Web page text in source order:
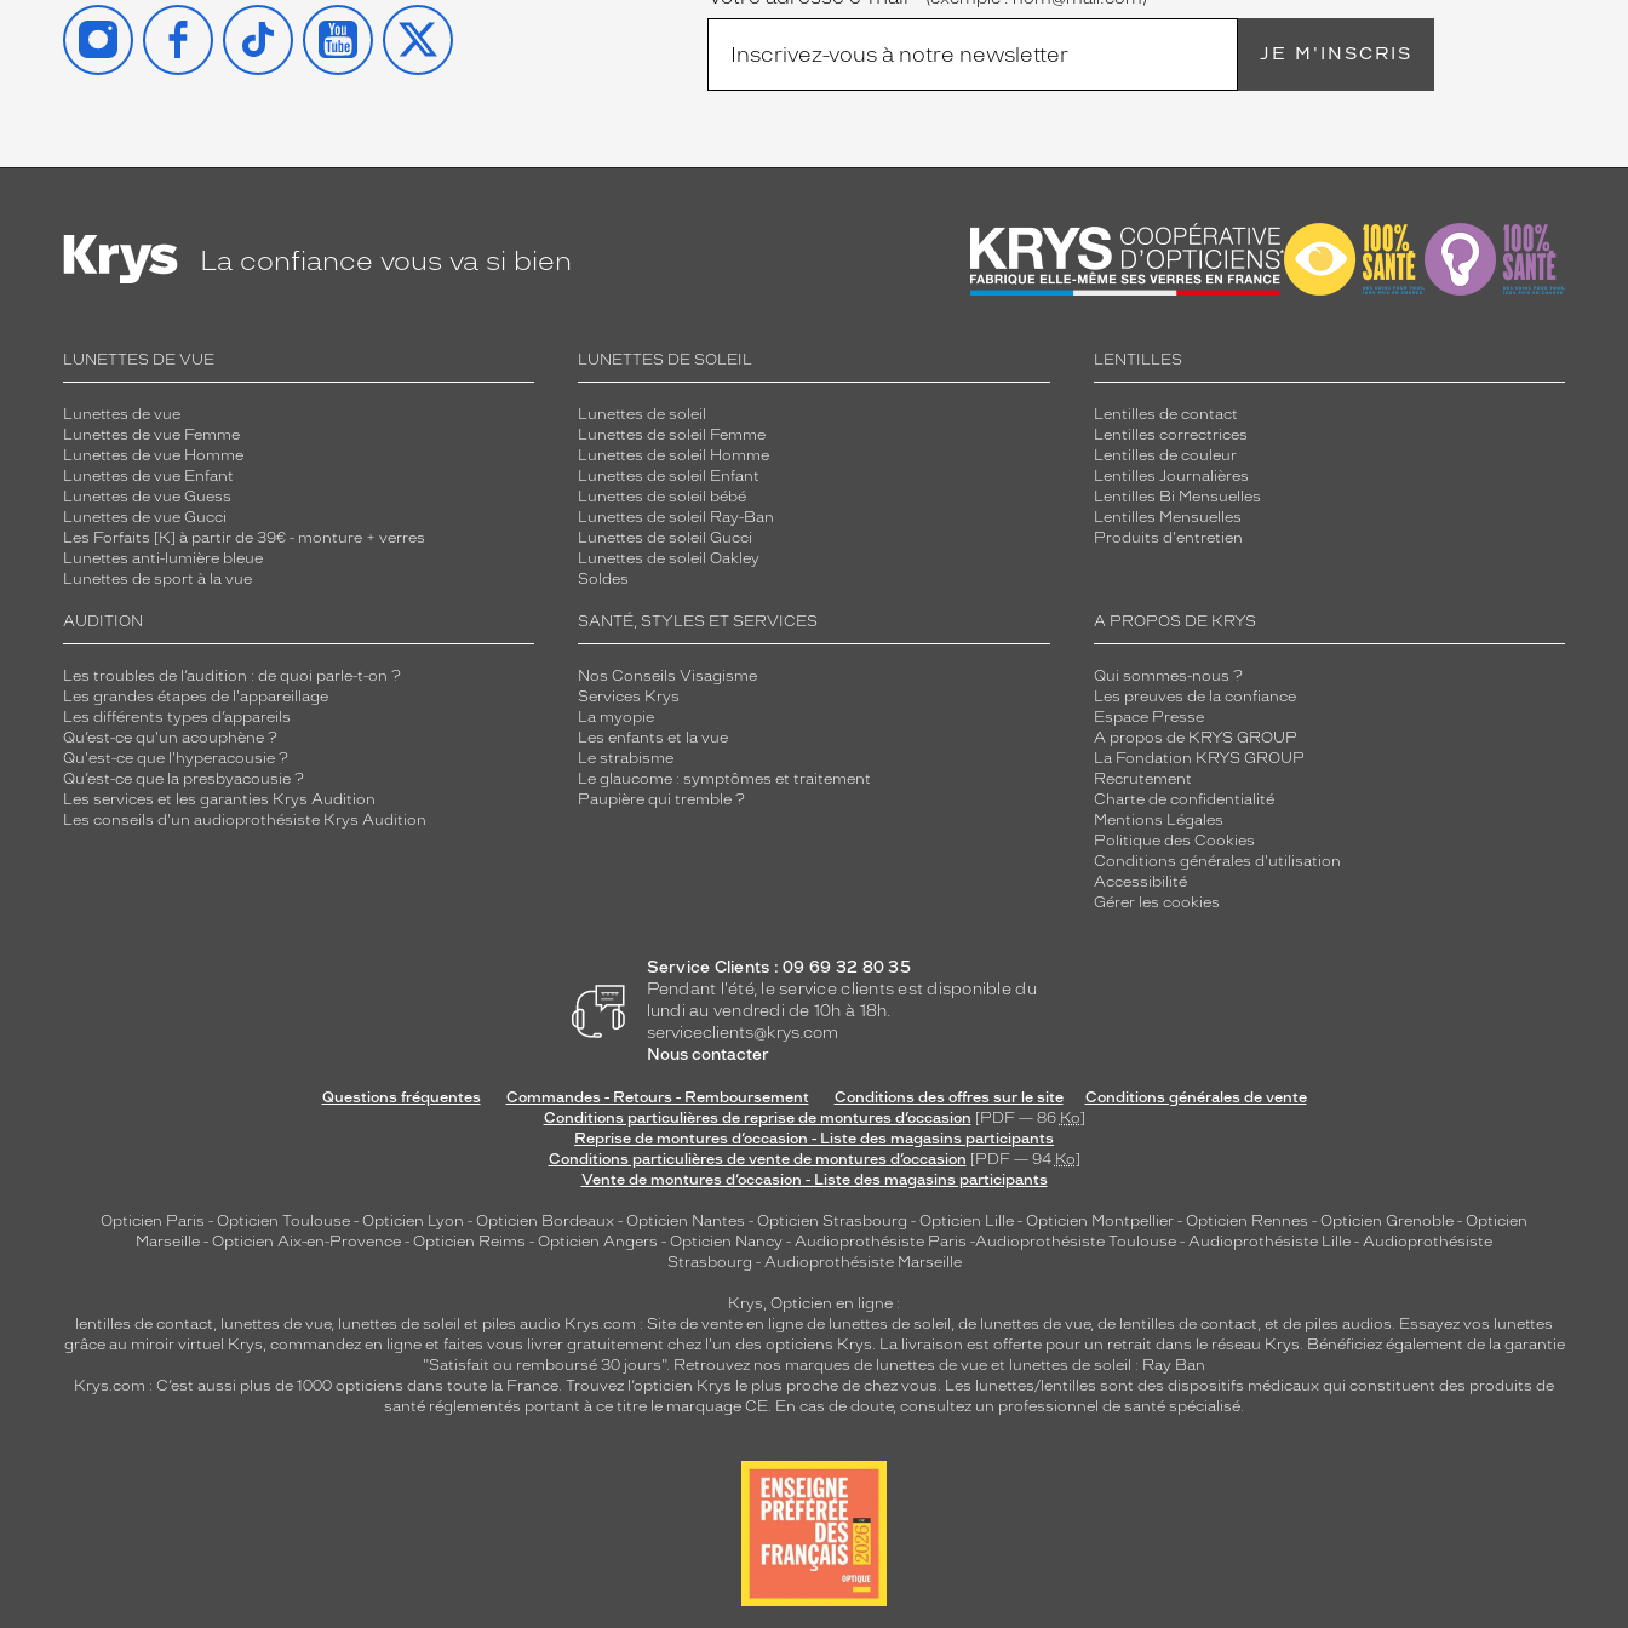
INSTAGRAMFACEBOOK
TIKTOK YOUTUBE
X
JE M'INSCRIS
La confiance vous va si bien
LUNETTES DE VUE
Lunettes de vue
Lunettes de vue Femme
Lunettes de vue Homme
Lunettes de vue Enfant
Lunettes de vue Guess
Lunettes de vue Gucci
Les Forfaits [K] à partir de 39€ - monture + verres
Lunettes anti-lumière bleue
Lunettes de sport à la vue
LUNETTES DE SOLEIL
Lunettes de soleil
Lunettes de soleil Femme
Lunettes de soleil Homme
Lunettes de soleil Enfant
Lunettes de soleil bébé
Lunettes de soleil Ray-Ban
Lunettes de soleil Gucci
Lunettes de soleil Oakley
Soldes
LENTILLES
Lentilles de contact
Lentilles correctrices
Lentilles de couleur
Lentilles Journalières
Lentilles Bi Mensuelles
Lentilles Mensuelles
Produits d'entretien
AUDITION
Les troubles de l’audition : de quoi parle-t-on ?
Les grandes étapes de l'appareillage
Les différents types d’appareils
Qu’est-ce qu'un acouphène ?
Qu'est-ce que l'hyperacousie ?
Qu’est-ce que la presbyacousie ?
Les services et les garanties Krys Audition
Les conseils d'un audioprothésiste Krys Audition
SANTÉ, STYLES ET SERVICES
Nos Conseils Visagisme
Services Krys
La myopie
Les enfants et la vue
Le strabisme
Le glaucome : symptômes et traitement
Paupière qui tremble ?
A PROPOS DE KRYS
Qui sommes-nous ?
Les preuves de la confiance
Espace Presse
A propos de KRYS GROUP
La Fondation KRYS GROUP
Recrutement
Charte de confidentialité
Mentions Légales
Politique des Cookies
Conditions générales d'utilisation
Accessibilité
Gérer les cookies
Service Clients : 09 69 32 80 35
Pendant l'été, le service clients est disponible du
lundi au vendredi de 10h à 18h.
serviceclients@krys.com
Nous contacter
Questions fréquentes Commandes - Retours - Remboursement Conditions des offres sur le site
Conditions générales de vente
Conditions particulières de reprise de montures d’occasion [PDF — 86 Ko]
Reprise de montures d’occasion - Liste des magasins participants
Conditions particulières de vente de montures d’occasion [PDF — 94 Ko]
Vente de montures d’occasion - Liste des magasins participants
Opticien Paris - Opticien Toulouse - Opticien Lyon - Opticien Bordeaux - Opticien Nantes - Opticien Strasbourg - Opticien Lille - Opticien Montpellier - Opticien Rennes - Opticien Grenoble - Opticien
Marseille - Opticien Aix-en-Provence - Opticien Reims - Opticien Angers - Opticien Nancy - Audioprothésiste Paris -Audioprothésiste Toulouse - Audioprothésiste Lille - Audioprothésiste
Strasbourg - Audioprothésiste Marseille
Krys, Opticien en ligne :
lentilles de contact, lunettes de vue, lunettes de soleil et piles audio Krys.com : Site de vente en ligne de lunettes de soleil, de lunettes de vue, de lentilles de contact, et de piles audios. Essayez vos lunettes
grâce au miroir virtuel Krys, commandez en ligne et faites vous livrer gratuitement chez l'un des opticiens Krys. La livraison est offerte pour un retrait dans le réseau Krys. Bénéficiez également de la garantie
"Satisfait ou remboursé 30 jours". Retrouvez nos marques de lunettes de vue et lunettes de soleil : Ray Ban
Krys.com : C’est aussi plus de 1000 opticiens dans toute la France. Trouvez l’opticien Krys le plus proche de chez vous. Les lunettes/lentilles sont des dispositifs médicaux qui constituent des produits de
santé réglementés portant à ce titre le marquage CE. En cas de doute, consultez un professionnel de santé spécialisé.